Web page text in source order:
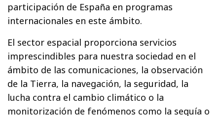
participación de España en programas
internacionales en este ámbito.
El sector espacial proporciona servicios
imprescindibles para nuestra sociedad en el
ámbito de las comunicaciones, la observación
de la Tierra, la navegación, la seguridad, la
lucha contra el cambio climático o la
monitorización de fenómenos como la sequía o